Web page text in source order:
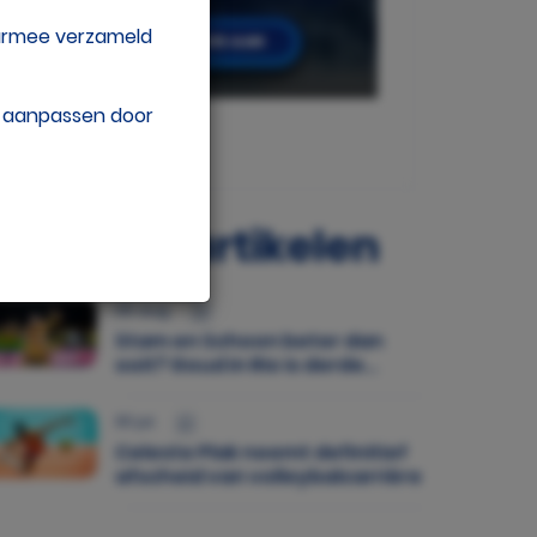
Populaire artikelen
05 aug.
Stam en Schoon beter dan
ooit? Goud in Rio is derde
Celeste Plak neemt definitief
afscheid van volleybalcarrière
verzameld
door